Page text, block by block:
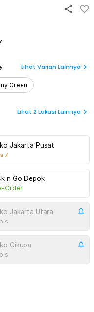
Lihat Varian Lainnya
Green
Lihat 2Lokasi Lainnya
Jakarta Pusat
7
n Go Depok
Order
Jakarta Utara
Cikupa